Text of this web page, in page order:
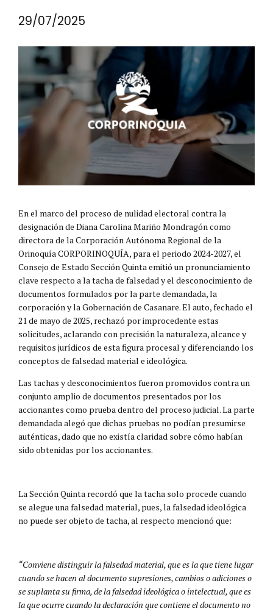
29/07/2025
En el marco del proceso de nulidad electoral contra la
designación de Diana Carolina Mariño Mondragón como
directora de la Corporación Autónoma Regional de la
Orinoquía CORPORINOQUÍA, para el periodo 2024-2027, el
Consejo de Estado Sección Quinta emitió un pronunciamiento
clave respecto a la tacha de falsedad y el desconocimiento de
documentos formulados por la parte demandada, la
corporación y la Gobernación de Casanare. El auto, fechado el
21 de mayo de 2025, rechazó por improcedente estas
solicitudes, aclarando con precisión la naturaleza, alcance y
requisitos jurídicos de esta figura procesal y diferenciando los
conceptos de falsedad material e ideológica.
Las tachas y desconocimientos fueron promovidos contra un
conjunto amplio de documentos presentados por los
accionantes como prueba dentro del proceso judicial. La parte
demandada alegó que dichas pruebas no podían presumirse
auténticas, dado que no existía claridad sobre cómo habían
sido obtenidas por los accionantes.
La Sección Quinta recordó que la tacha solo procede cuando
se alegue una falsedad material, pues, la falsedad ideológica
no puede ser objeto de tacha, al respecto mencionó que:
“Conviene distinguir la falsedad material, que es la que tiene lugar
cuando se hacen al documento supresiones, cambios o adiciones o
se suplanta su firma, de la falsedad ideológica o intelectual, que es
la que ocurre cuando la declaración que contiene el documento no